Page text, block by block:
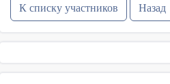
К списку участников Назад